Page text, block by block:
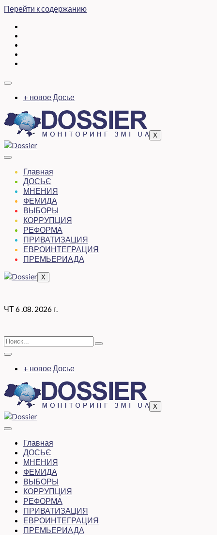
Перейти к содержанию
+ новое Досье
X
Главная
ДОСЬЄ
МНЕНИЯ
ФЕМИДА
ВЫБОРЫ
КОРРУПЦИЯ
РЕФОРМА
ПРИВАТИЗАЦИЯ
ЕВРОИНТЕГРАЦИЯ
ПРЕМЬЕРИАДА
X
ЧТ 6 .08. 2026 г.
+ новое Досье
X
Главная
ДОСЬЄ
МНЕНИЯ
ФЕМИДА
ВЫБОРЫ
КОРРУПЦИЯ
РЕФОРМА
ПРИВАТИЗАЦИЯ
ЕВРОИНТЕГРАЦИЯ
ПРЕМЬЕРИАДА